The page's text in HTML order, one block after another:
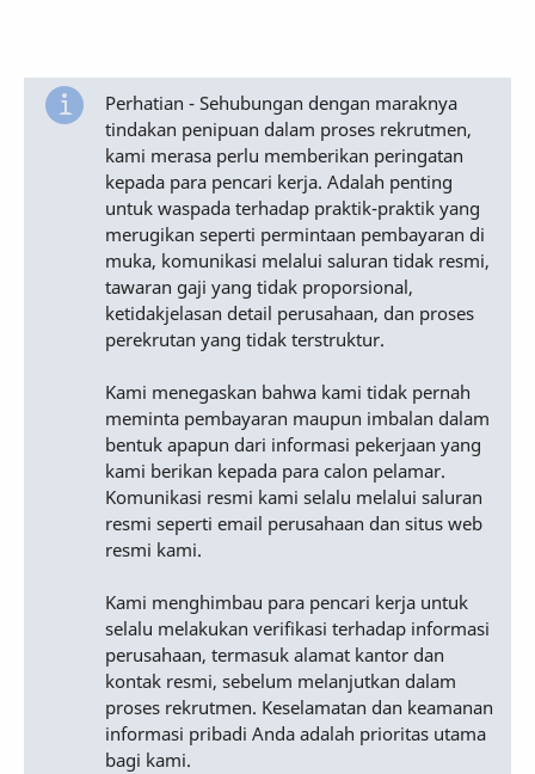
Perhatian - Sehubungan dengan maraknya
tindakan penipuan dalam proses rekrutmen,
kami merasa perlu memberikan peringatan
kepada para pencari kerja. Adalah penting
untuk waspada terhadap praktik-praktik yang
merugikan seperti permintaan pembayaran di
muka, komunikasi melalui saluran tidak resmi,
tawaran gaji yang tidak proporsional,
ketidakjelasan detail perusahaan, dan proses
perekrutan yang tidak terstruktur.
Kami menegaskan bahwa kami tidak pernah
meminta pembayaran maupun imbalan dalam
bentuk apapun dari informasi pekerjaan yang
kami berikan kepada para calon pelamar.
Komunikasi resmi kami selalu melalui saluran
resmi seperti email perusahaan dan situs web
resmi kami.
Kami menghimbau para pencari kerja untuk
selalu melakukan verifikasi terhadap informasi
perusahaan, termasuk alamat kantor dan
kontak resmi, sebelum melanjutkan dalam
proses rekrutmen. Keselamatan dan keamanan
informasi pribadi Anda adalah prioritas utama
bagi kami.